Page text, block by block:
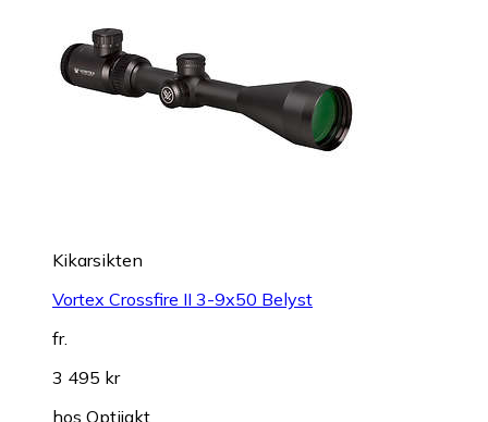
Kikarsikten
Vortex Crossfire II 3-9x50 Belyst
fr.
3 495 kr
hos Optijakt